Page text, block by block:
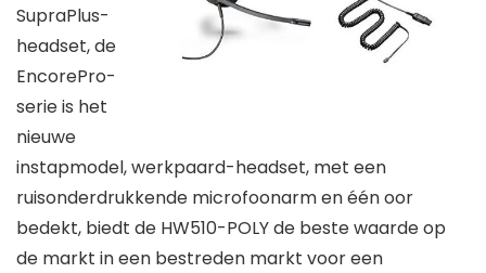
SupraPlus-
headset, de
EncorePro-
serie is het
nieuwe
instapmodel, werkpaard-headset, met een
ruisonderdrukkende microfoonarm en één oor
bedekt, biedt de HW510-POLY de beste waarde op
de markt in een bestreden markt voor een